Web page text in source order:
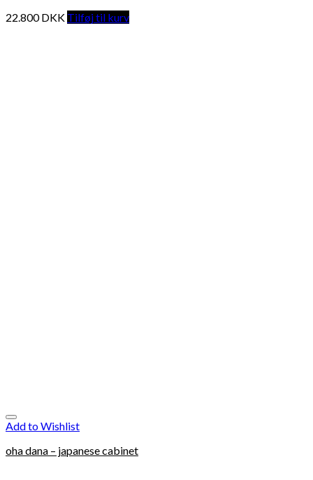
22.800DKK Tilføj til kurv
Add to Wishlist
oha dana – japanese cabinet